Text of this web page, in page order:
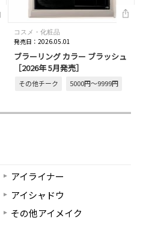
コスメ・化粧品
発売日：2026.05.01
ブラーリング カラー ブラッシュ
［2026年 5月発売］
その他チーク 5000円～9999円
アイライナー
アイシャドウ
その他アイメイク